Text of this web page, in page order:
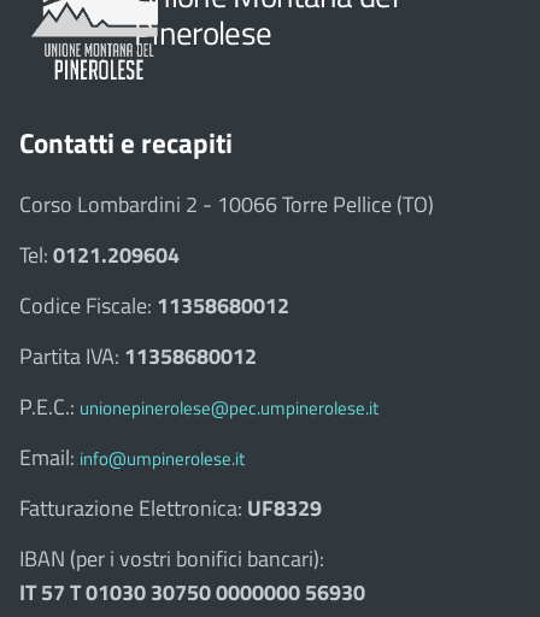
Pinerolese
Contatti e recapiti
Corso Lombardini 2 - 10066 Torre Pellice (TO)
Tel:0121.209604
Codice Fiscale: 11358680012
Partita IVA: 11358680012
P.E.C.: unionepinerolese@pec.umpinerolese.it
Email: info@umpinerolese.it
Fatturazione Elettronica: UF8329
IBAN (per i vostri bonifici bancari):
IT 57 T 01030 30750 0000000 56930